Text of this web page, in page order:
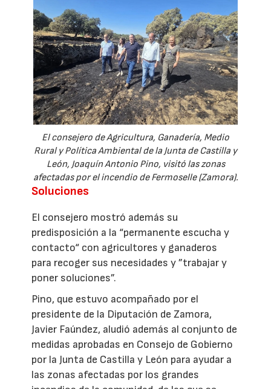
El consejero de Agricultura, Ganadería, Medio
Rural y Política Ambiental de la Junta de Castilla y
León, Joaquín Antonio Pino, visitó las zonas
afectadas por el incendio de Fermoselle (Zamora).
Soluciones
El consejero mostró además su
predisposición a la “permanente escucha y
contacto“ con agricultores y ganaderos
para recoger sus necesidades y ”trabajar y
poner soluciones”.
Pino, que estuvo acompañado por el
presidente de la Diputación de Zamora,
Javier Faúndez, aludió además al conjunto de
medidas aprobadas en Consejo de Gobierno
por la Junta de Castilla y León para ayudar a
las zonas afectadas por los grandes